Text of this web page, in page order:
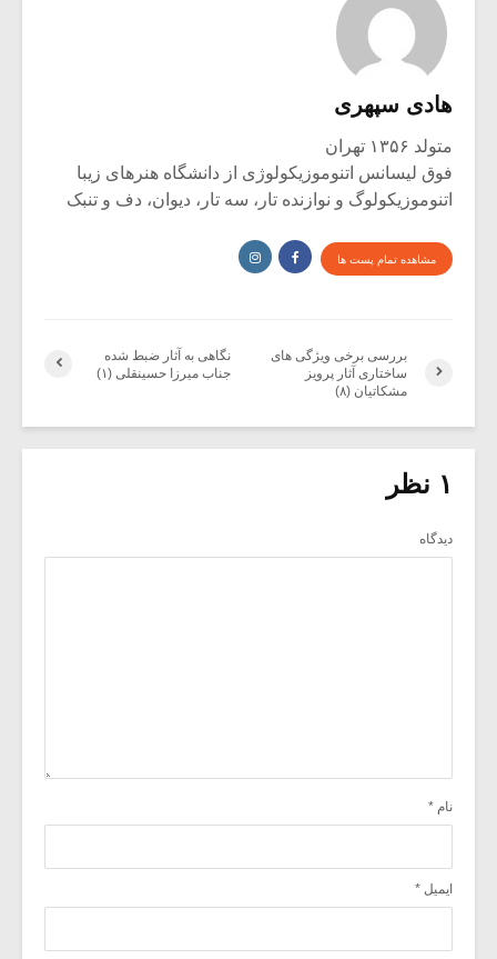
هادی سپهری
متولد ۱۳۵۶ تهران
فوق لیسانس اتنوموزیکولوژی از دانشگاه هنرهای زیبا
اتنوموزیکولوگ و نوازنده تار، سه تار، دیوان، دف و تنبک
مشاهده تمام پست ها
نگاهی به آثار ضبط شده
جناب میرزا حسینقلی (۱)
بررسی برخی ویژگی های
ساختاری آثار پرویز
مشکاتیان (۸)
۱ نظر
دیدگاه
نام *
ایمیل *